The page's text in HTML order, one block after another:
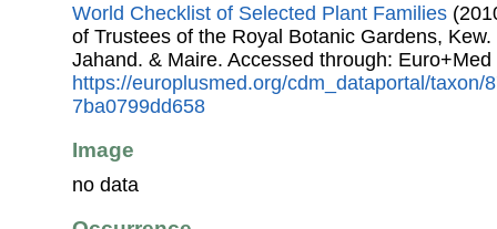
World Checklist of Selected Plant Families
of Trustees of the Royal Botanic Gardens, Kew.
Jahand. & Maire. Accessed through:
https://europlusmed.org/cdm_dataportal/taxon/
7ba0799dd658
Image
no data